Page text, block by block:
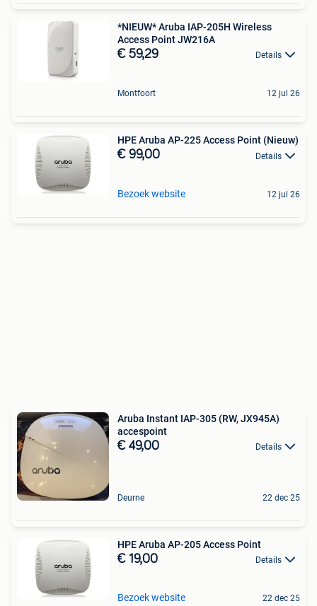
*NIEUW* Aruba IAP-205H Wireless
Access Point JW216A
€ 59,29 Details
Montfoort 12 jul 26
HPE Aruba AP-225 Access Point (Nieuw)
€ 99,00 Details
Bezoek website 12 jul 26
Aruba Instant IAP-305 (RW, JX945A)
accespoint
€ 49,00 Details
Deurne 22 dec 25
HPE Aruba AP-205 Access Point
€ 19,00 Details
Bezoek website 22 dec 25